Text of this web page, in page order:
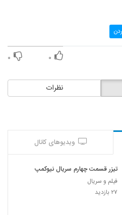
۰ ۰
نظرات
ویدیوهای کانال
تیزر قسمت چهارم سریال نیوکمپ
فیلم و سریال
۲۷ بازدید